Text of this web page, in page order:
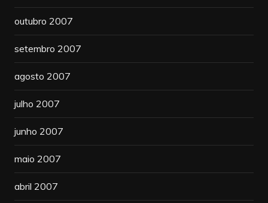
outubro 2007
setembro 2007
agosto 2007
julho 2007
junho 2007
maio 2007
abril 2007